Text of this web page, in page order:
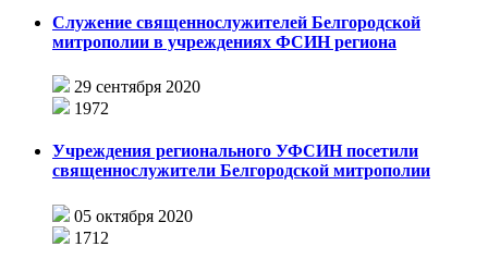
Служение священнослужителей Белгородской
митрополии в учреждениях ФСИН региона
29 сентября 2020
1972
Учреждения регионального УФСИН посетили
священнослужители Белгородской митрополии
05 октября 2020
1712